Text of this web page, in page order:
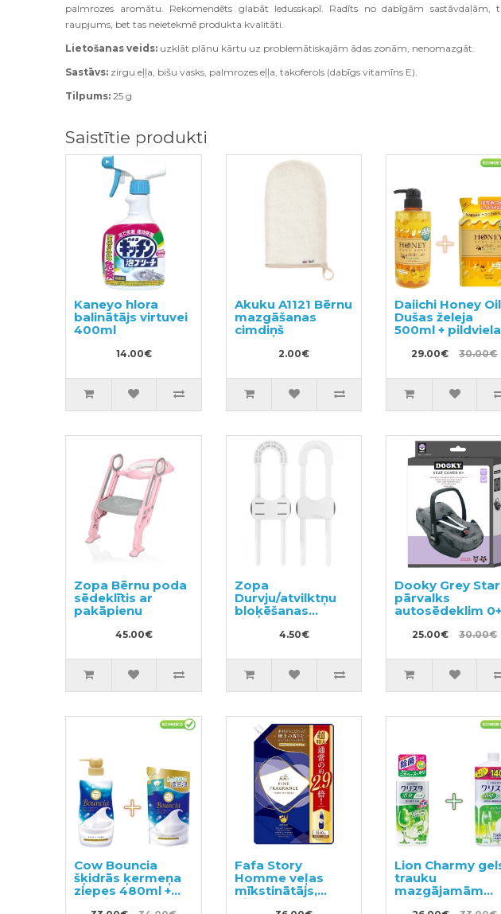
palmrozes aromātu. Rekomendēts glabāt ledusskapī. Radīts no dabīgām
raupjums, bet tas neietekmē produkta kvalitāti.
Lietošanas veids: uzklāt plānu kārtu uz problemātiskajām ādas zonām, nenomazgāt.
Sastāvs: zirgu eļļa, bišu vasks, palmrozes eļļa, takoferols (dabīgs vitamīns E).
Tilpums: 25 g
Saistītie produkti
Kaneyo hlora
balinātājs virtuvei
400ml
14.00€
Akuku A1121 Bērnu
mazgāšanas
cimdiņš
2.00€
Daiichi Honey Oil
Dušas želeja
500ml + pildviela
29.00€ 30.00€
Zopa Bērnu poda
sēdeklītis ar
pakāpienu
45.00€
Zopa
Durvju/atvilktņu
bloķēšanas
sistēma 2gab
4.50€
Dooky Grey
pārvalks
autosēdeklim 0+
25.00€ 30.00€
Cow Bouncia
šķidrās ķermeņa
ziepes 480ml +
pildviela 360ml
Fafa Story
Homme veļas
mīkstinātājs,
pildviela 1440ml
Lion Charmy
trauku
mazgājamām
mašīnām ar